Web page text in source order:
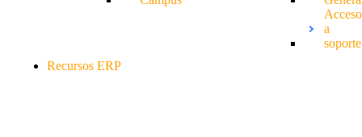
Acceso
a
soporte
Recursos ERP